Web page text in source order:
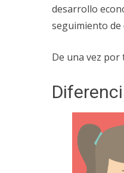
desarrollo
seguimiento de
De una vez por